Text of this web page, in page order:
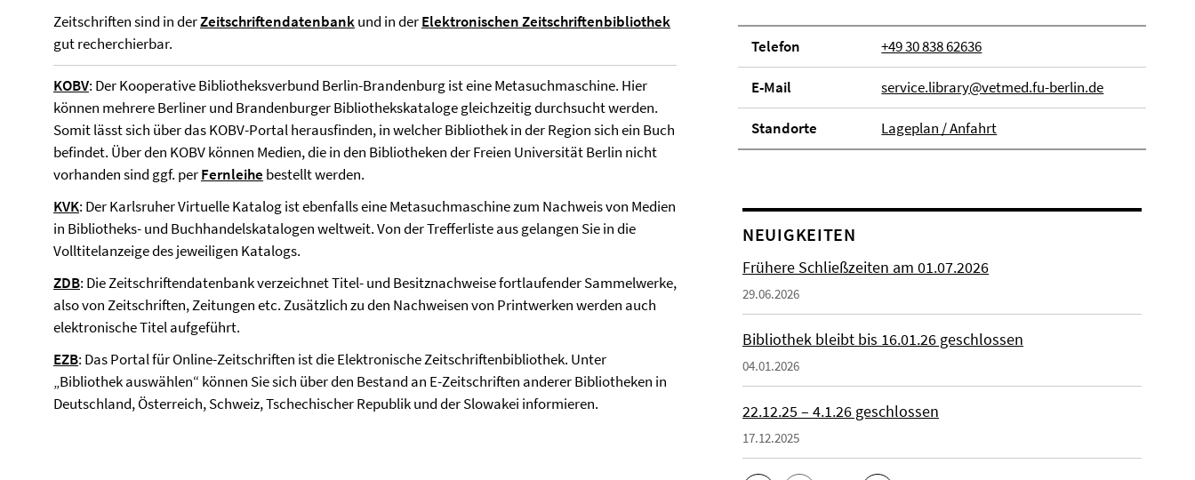
Zeitschriften sind in derZeitschriftendatenbankund in derElektronischen Zeitschriftenbibliothek
gut recherchierbar.
KOBV: Der Kooperative Bibliotheksverbund Berlin-Brandenburg ist eine Metasuchmaschine. Hier
können mehrere Berliner und Brandenburger Bibliothekskataloge gleichzeitig durchsucht werden.
Somit lässt sich über das KOBV-Portal herausfinden, in welcher Bibliothek in der Region sich ein Buch
befindet. Über den KOBV können Medien, die in den Bibliotheken der Freien Universität Berlin nicht
vorhanden sind ggf. perFernleihe bestellt werden.
KVK: Der Karlsruher Virtuelle Katalog ist ebenfalls eine Metasuchmaschine zum Nachweis von Medien
in Bibliotheks- und Buchhandelskatalogen weltweit. Von der Trefferliste aus gelangen Sie in die
Volltitelanzeige des jeweiligen Katalogs.
ZDB: Die Zeitschriftendatenbank verzeichnet Titel- und Besitznachweise fortlaufender Sammelwerke,
also von Zeitschriften, Zeitungen etc. Zusätzlich zu den Nachweisen von Printwerken werden auch
elektronische Titel aufgeführt.
EZB: Das Portal für Online-Zeitschriften ist die Elektronische Zeitschriftenbibliothek. Unter
„Bibliothek auswählen“ können Sie sich über den Bestand an E-Zeitschriften anderer Bibliotheken in
Deutschland, Österreich, Schweiz, Tschechischer Republik und der Slowakei informieren.
Telefon +49 30 838 62636
E-Mail service.library@vetmed.fu-berlin.de
Stand­orte Lageplan / Anfahrt
NEUIGKEITEN
Frühere Schließzeiten am 01.07.2026
29.06.2026
Bibliothek bleibt bis 16.01.26 geschlossen
04.01.2026
22.12.25 – 4.1.26 geschlossen
17.12.2025